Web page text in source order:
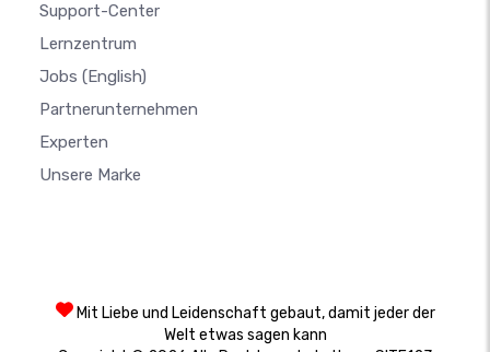
Support-Center
Lernzentrum
Jobs (English)
Partnerunternehmen
Experten
Unsere Marke
Mit Liebe und Leidenschaft gebaut, damit jeder der
Welt etwas sagen kann